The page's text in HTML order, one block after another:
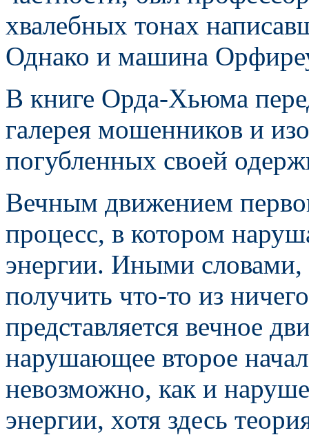
хвалебных тонах
Однако и машина
В книге Орда-Хьюма
галерея мошенников и
погубленных своей
Вечным движением
процесс, в котором
энергии. Иными словами,
получить что-то из
представляется вечное
нарушающее второе
невозможно, как и
энергии, хотя здесь